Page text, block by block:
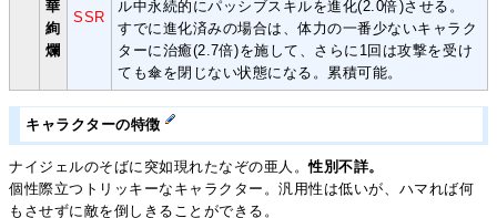
華
絢
爛
SSR
ル中永続的にパッシブスキルを進化(2.0倍)させる。
すでに進化済みの場合は、体力の一番少ないキャラク
ターに治癒(2.7倍)を施して、さらに1回は攻撃を受け
ても傘を閉じない状態になる。累積可能。
キャラクターの特徴
ナイジェルのそばに突如現れたなぞの亜人。性別不詳。
個性際立つトリッキーなキャラクター。汎用性は低いが、ハマれば何
もさせずに敵を倒しきることができる。